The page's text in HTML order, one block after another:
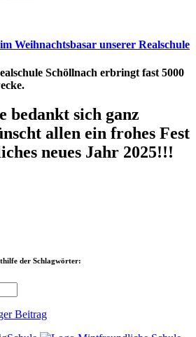
Weihnachtsbasar unserer Realschule
Schöllnach erbringt fast 5000
bedankt sich ganz
allen ein frohes Fest
neues Jahr 2025!!!
der Schlagwörter:
Beitrag